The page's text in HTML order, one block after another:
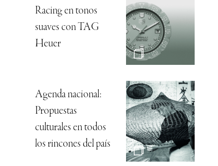
Racing en tonos
suaves con TAG
Heuer
Agenda nacional:
Propuestas
culturales en todos
los rincones del país